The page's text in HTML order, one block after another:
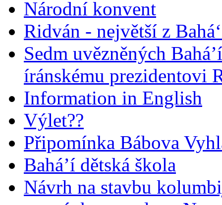
Národní konvent
Ridván - největší z
Sedm uvězněných
íránskému prezidentovi
Information in English
Výlet??
Připomínka Bábova
Bahá’í dětská škola
Návrh na stavbu